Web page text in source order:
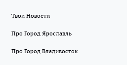
Твои Новости
Про Город Ярославль
Про Город Владивосток